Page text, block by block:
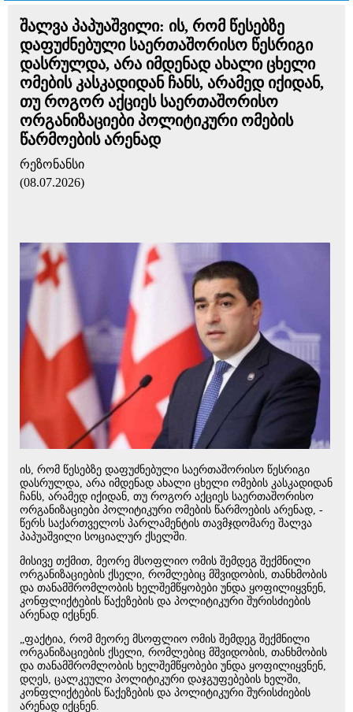
შალვა პაპუაშვილი: ის, რომ წესებზე
დაფუძნებული საერთაშორისო წესრიგი
დასრულდა, არა იმდენად ახალი ცხელი
ომების კასკადიდან ჩანს, არამედ იქიდან,
თუ როგორ აქციეს საერთაშორისო
ორგანიზაციები პოლიტიკური ომების
წარმოების არენად
რეზონანსი
(08.07.2026)
ის, რომ წესებზე დაფუძნებული საერთაშორისო წესრიგი
დასრულდა, არა იმდენად ახალი ცხელი ომების კასკადიდან
ჩანს, არამედ იქიდან, თუ როგორ აქციეს საერთაშორისო
ორგანიზაციები პოლიტიკური ომების წარმოების არენად, -
წერს საქართველოს პარლამენტის თავმჯდომარე შალვა
პაპუაშვილი სოციალურ ქსელში.
მისივე თქმით, მეორე მსოფლიო ომის შემდეგ შექმნილი
ორგანიზაციების ქსელი, რომლებიც მშვიდობის, თანხმობის
და თანამშრომლობის ხელშემწყობები უნდა ყოფილიყვნენ,
კონფლიქტების წაქეზების და პოლიტიკური შურისძიების
არენად იქცნენ.
„ფაქტია, რომ მეორე მსოფლიო ომის შემდეგ შექმნილი
ორგანიზაციების ქსელი, რომლებიც მშვიდობის, თანხმობის
და თანამშრომლობის ხელშემწყობები უნდა ყოფილიყვნენ,
დღეს, ცალკეული პოლიტიკური დაჯგუფებების ხელში,
კონფლიქტების წაქეზების და პოლიტიკური შურისძიების
არენად იქცნენ.